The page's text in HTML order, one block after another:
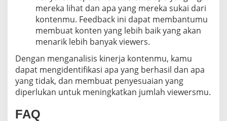
mereka lihat dan apa yang mereka sukai dari
kontenmu. Feedback ini dapat membantumu
membuat konten yang lebih baik yang akan
menarik lebih banyak viewers.
Dengan menganalisis kinerja kontenmu, kamu
dapat mengidentifikasi apa yang berhasil dan apa
yang tidak, dan membuat penyesuaian yang
diperlukan untuk meningkatkan jumlah viewersmu.
FAQ